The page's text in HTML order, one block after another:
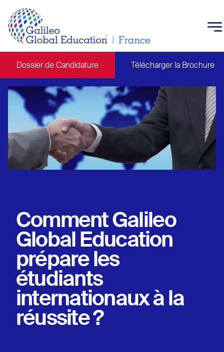
Dossier de Candidature Télécharger la Brochure
Main navigation
Comment Galileo
Global Education
prépare les
étudiants
internationaux à la
réussite ?